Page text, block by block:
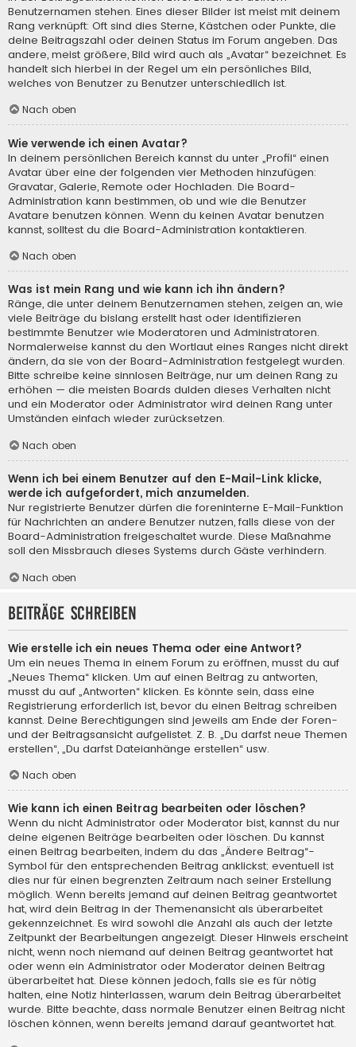
Benutzernamen stehen. Eines dieser Bilder ist meist mit deinem
Rang verknüpft: Oft sind dies Sterne, Kästchen oder Punkte, die
deine Beitragszahl oder deinen Status im Forum angeben. Das
andere, meist größere, Bild wird auch als „Avatar“ bezeichnet. Es
handelt sich hierbei in der Regel um ein persönliches Bild,
welches von Benutzer zu Benutzer unterschiedlich ist.
Nach oben
Wie verwende ich einen Avatar?
In deinem persönlichen Bereich kannst du unter „Profil“ einen
Avatar über eine der folgenden vier Methoden hinzufügen:
Gravatar, Galerie, Remote oder Hochladen. Die Board-
Administration kann bestimmen, ob und wie die Benutzer
Avatare benutzen können. Wenn du keinen Avatar benutzen
kannst, solltest du die Board-Administration kontaktieren.
Nach oben
Was ist mein Rang und wie kann ich ihn ändern?
Ränge, die unter deinem Benutzernamen stehen, zeigen an, wie
viele Beiträge du bislang erstellt hast oder identifizieren
bestimmte Benutzer wie Moderatoren und Administratoren.
Normalerweise kannst du den Wortlaut eines Ranges nicht direkt
ändern, da sie von der Board-Administration festgelegt wurden.
Bitte schreibe keine sinnlosen Beiträge, nur um deinen Rang zu
erhöhen — die meisten Boards dulden dieses Verhalten nicht
und ein Moderator oder Administrator wird deinen Rang unter
Umständen einfach wieder zurücksetzen.
Nach oben
Wenn ich bei einem Benutzer auf den E-Mail-Link klicke,
werde ich aufgefordert, mich anzumelden.
Nur registrierte Benutzer dürfen die foreninterne E-Mail-Funktion
für Nachrichten an andere Benutzer nutzen, falls diese von der
Board-Administration freigeschaltet wurde. Diese Maßnahme
soll den Missbrauch dieses Systems durch Gäste verhindern.
Nach oben
Beiträge schreiben
Wie erstelle ich ein neues Thema oder eine Antwort?
Um ein neues Thema in einem Forum zu eröffnen, musst du auf
„Neues Thema“ klicken. Um auf einen Beitrag zu antworten,
musst du auf „Antworten“ klicken. Es könnte sein, dass eine
Registrierung erforderlich ist, bevor du einen Beitrag schreiben
kannst. Deine Berechtigungen sind jeweils am Ende der Foren-
und der Beitragsansicht aufgelistet. Z. B. „Du darfst neue Themen
erstellen“, „Du darfst Dateianhänge erstellen“ usw.
Nach oben
Wie kann ich einen Beitrag bearbeiten oder löschen?
Wenn du nicht Administrator oder Moderator bist, kannst du nur
deine eigenen Beiträge bearbeiten oder löschen. Du kannst
einen Beitrag bearbeiten, indem du das „Ändere Beitrag“-
Symbol für den entsprechenden Beitrag anklickst; eventuell ist
dies nur für einen begrenzten Zeitraum nach seiner Erstellung
möglich. Wenn bereits jemand auf deinen Beitrag geantwortet
hat, wird dein Beitrag in der Themenansicht als überarbeitet
gekennzeichnet. Es wird sowohl die Anzahl als auch der letzte
Zeitpunkt der Bearbeitungen angezeigt. Dieser Hinweis erscheint
nicht, wenn noch niemand auf deinen Beitrag geantwortet hat
oder wenn ein Administrator oder Moderator deinen Beitrag
überarbeitet hat. Diese können jedoch, falls sie es für nötig
halten, eine Notiz hinterlassen, warum dein Beitrag überarbeitet
wurde. Bitte beachte, dass normale Benutzer einen Beitrag nicht
löschen können, wenn bereits jemand darauf geantwortet hat.